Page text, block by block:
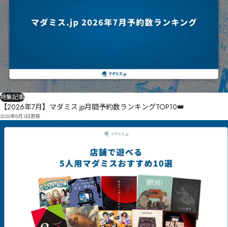
特集記事
【2026年7月】マダミス.jp月間予約数ランキングTOP10👑
2026年8月3日更新